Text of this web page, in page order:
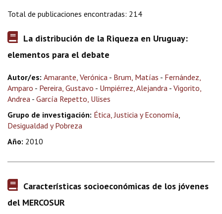
Total de publicaciones encontradas: 214
La distribución de la Riqueza en Uruguay:
elementos para el debate
Autor/es: Amarante, Verónica - Brum, Matías - Fernández,
Amparo - Pereira, Gustavo - Umpiérrez, Alejandra - Vigorito,
Andrea - García Repetto, Ulises
Grupo de investigación: Ética, Justicia y Economía,
Desigualdad y Pobreza
Año: 2010
Características socioeconómicas de los jóvenes
del MERCOSUR